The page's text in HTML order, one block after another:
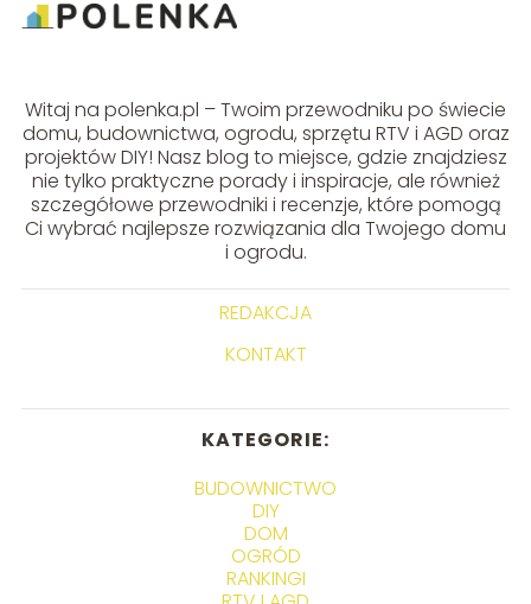
Witaj na polenka.pl – Twoim przewodniku po świecie
domu, budownictwa, ogrodu, sprzętu RTV i AGD oraz
projektów DIY! Nasz blog to miejsce, gdzie znajdziesz
nie tylko praktyczne porady i inspiracje, ale również
szczegółowe przewodniki i recenzje, które pomogą
Ci wybrać najlepsze rozwiązania dla Twojego domu
i ogrodu.
REDAKCJA
KONTAKT
KATEGORIE:
BUDOWNICTWO
DIY
DOM
OGRÓD
RANKINGI